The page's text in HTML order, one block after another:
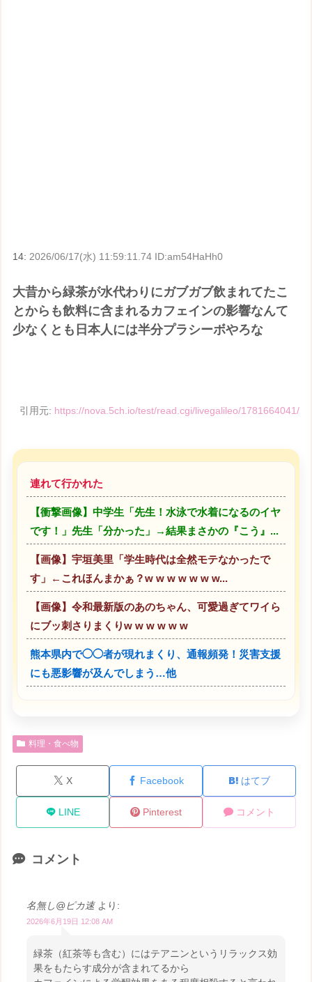
14: 2026/06/17(水) 11:59:11.74 ID:am54HaHh0
大昔から緑茶が水代わりにガブガブ飲まれてたこ
とからも飲料に含まれるカフェインの影響なんて
少なくとも日本人には半分プラシーボやろな
引用元: https://nova.5ch.io/test/read.cgi/livegalileo/1781664041/
連れて行かれた
【衝撃画像】中学生「先生！水泳で水着になるのイヤ
です！」先生「分かった」→結果まさかの『こう』...
【画像】宇垣美里「学生時代は全然モテなかったで
す」←これほんまかぁ？w w w w w w w...
【画像】令和最新版のあのちゃん、可愛過ぎてワイら
にブッ刺さりまくりw w w w w w
熊本県内で◯◯者が現れまくり、通報頻発！災害支援
にも悪影響が及んでしまう…他
料理・食べ物
X Facebook はてブ
LINE Pinterest コメント
コメント
名無し@ピカ速 より:
2026年6月19日 12:08 AM
緑茶（紅茶等も含む）にはテアニンというリラックス効
果をもたらす成分が含まれてるから